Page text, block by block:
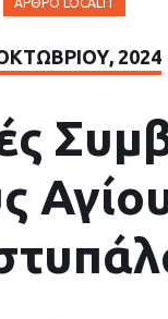
2024